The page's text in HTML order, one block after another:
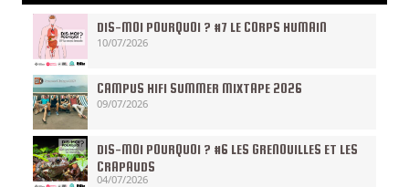
DIS-MOI POURQUOI ? #7 LE CORPS HUMAIN
10/07/2026
CAMPUS HIFI SUMMER MIXTAPE 2026
09/07/2026
DIS-MOI POURQUOI ? #6 LES GRENOUILLES ET LES
CRAPAUDS
04/07/2026